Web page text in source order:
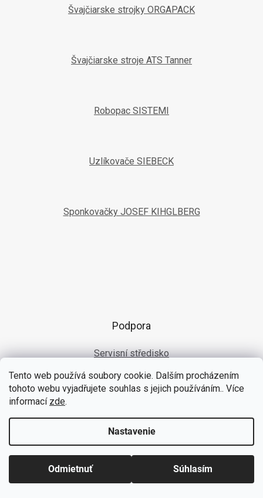
Tento web používá soubory cookie. Dalším procházením
tohoto webu vyjadřujete souhlas s jejich používáním.. Více
informací zde.
Nastavenie
Odmietnuť Súhlasím
Švajčiarske strojky ORGAPACK
Švajčiarske stroje ATS Tanner
Robopac SISTEMI
Uzlíkovače SIEBECK
Sponkovačky JOSEF KIHGLBERG
Podpora
Servisní středisko
Výroba vázací pásky